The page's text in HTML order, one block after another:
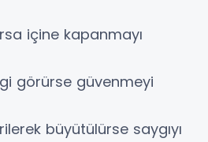
içine kapanmayı
görürse güvenmeyi
büyütülürse saygıyı